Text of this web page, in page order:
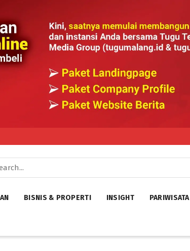
BISNIS & PROPERTI INSIGHT PARIWISATA